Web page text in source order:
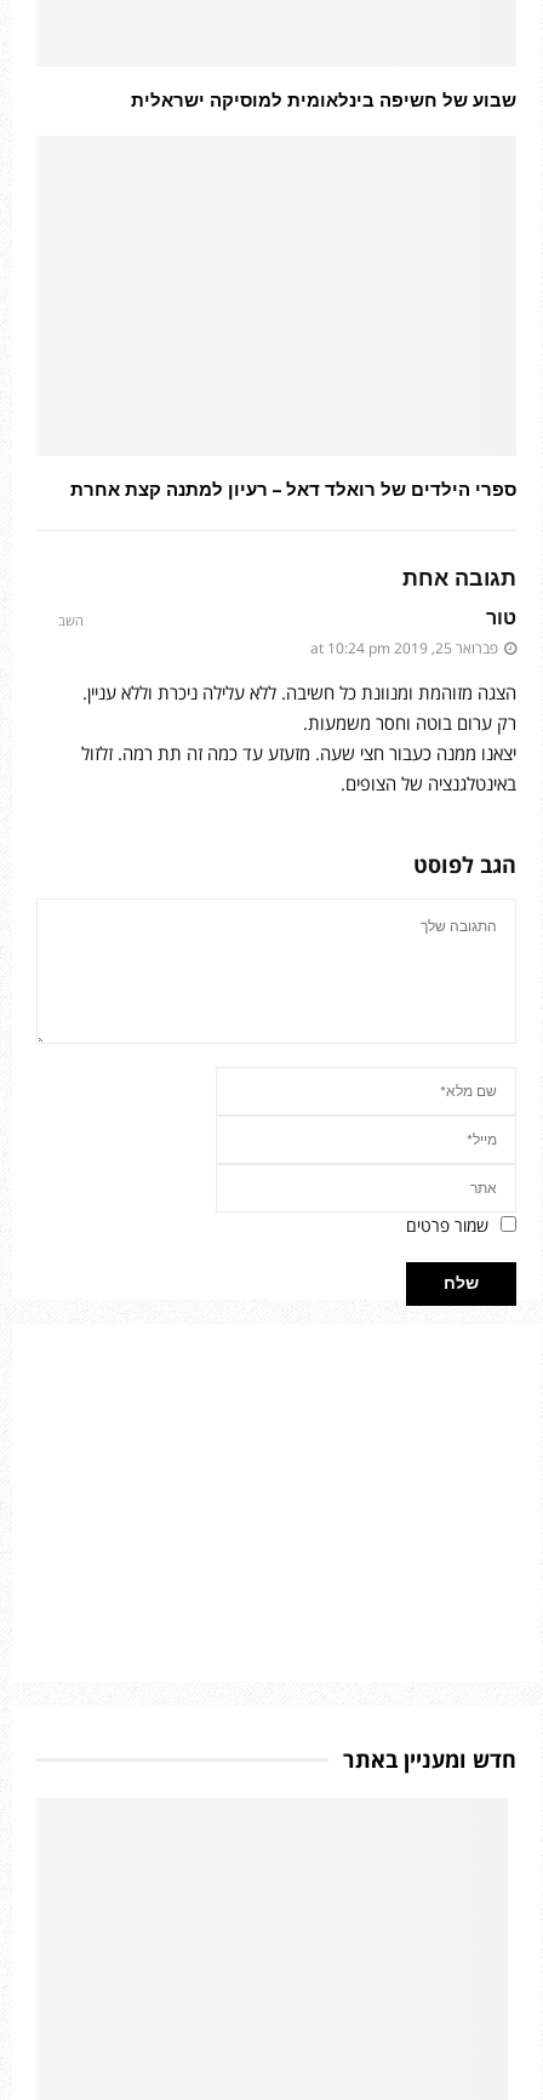
שבוע של חשיפה בינלאומית למוסיקה ישראלית
ספרי הילדים של רואלד דאל – רעיון למתנה קצת אחרת
תגובה אחת
טור
פברואר 25, 2019 at 10:24 pm
הצגה מזוהמת ומנוונת כל חשיבה. ללא עלילה ניכרת וללא עניין.
רק ערום בוטה וחסר משמעות.
יצאנו ממנה כעבור חצי שעה. מזעזע עד כמה זה תת רמה. זלזול
באינטלגנציה של הצופים.
השב
הגב לפוסט
שמור פרטים
חדש ומעניין באתר